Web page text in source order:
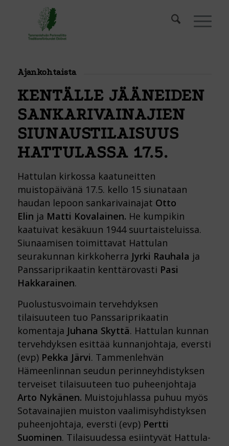
Ajankohtaista
KENTÄLLE JÄÄNEIDEN
SANKARIVAINAJIEN
SIUNAUSTILAISUUS
HATTULASSA 17.5.
Hattulan kirkossa kaatuneitten
muistopäivänä 17.5. kello 15 siunataan
haudan lepoon sankarivainajat Otto
Elin ja Matti Kovalainen. He kumpikin
kaatuivat kesäkuun 1944 suurtaisteluissa.
Siunaamisen toimittavat Hattulan
seurakunnan kirkkoherra Jyrki Rauhala ja
Panssariprikaatin kenttärovasti Pasi
Hakkarainen.
Puolustusvoimain tervehdyksen
tilaisuuteen tuo Panssariprikaatin
komentaja Juhana Skyttä. Hattulan kunnan
tervehdyksen esittää kunnanjohtaja, eversti
(evp) Pekka Järvi. Tammenlehvän
Hämeenlinnan seudun perinneyhdistyksen
terveiset tilaisuuteen tuo puheenjohtaja
Arto Nykänen. Muistojuhlassa puhuu myös
Sotavainajien muiston vaalimisyhdistyksen
puheenjohtaja, eversti (evp) Pertti
Suominen. Tilaisuudessa esiintyvät Hattula-